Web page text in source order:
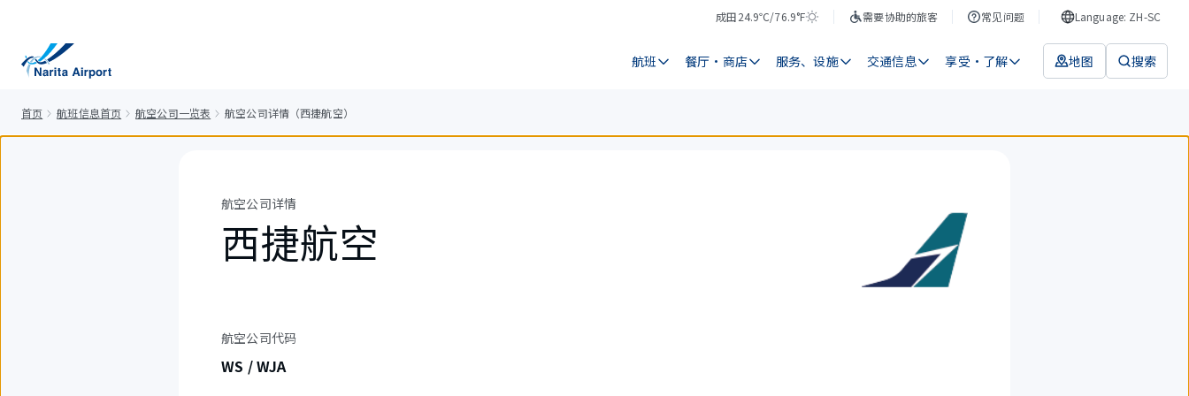
成田
气
24.9℃/76.9°F
天
需要协助的旅客 常见问题 Language: ZH-SC
航班 餐厅・商店 服务、设施 交通信息 享受・了解 地图 搜索
首页 航班信息首页 航空公司一览表 航空公司详情（西捷航空）
航空公司详情
西捷航空
航空公司代码
WS / WJA